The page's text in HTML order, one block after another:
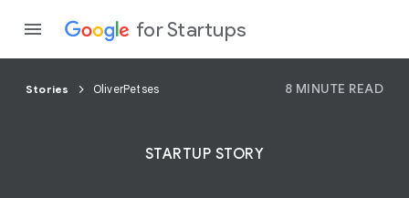
for Startups
Stories OliverPetses 8 MINUTE READ
STARTUP STORY